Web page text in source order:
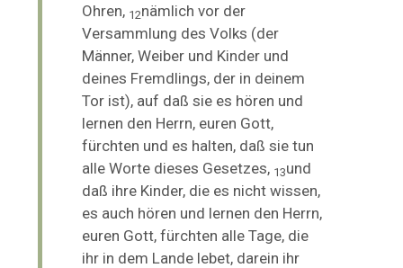
Ohren, 12nämlich vor der
Versammlung des Volks (der
Männer, Weiber und Kinder und
deines Fremdlings, der in deinem
Tor ist), auf daß sie es hören und
lernen den Herrn, euren Gott,
fürchten und es halten, daß sie tun
alle Worte dieses Gesetzes, 13und
daß ihre Kinder, die es nicht wissen,
es auch hören und lernen den Herrn,
euren Gott, fürchten alle Tage, die
ihr in dem Lande lebet, darein ihr